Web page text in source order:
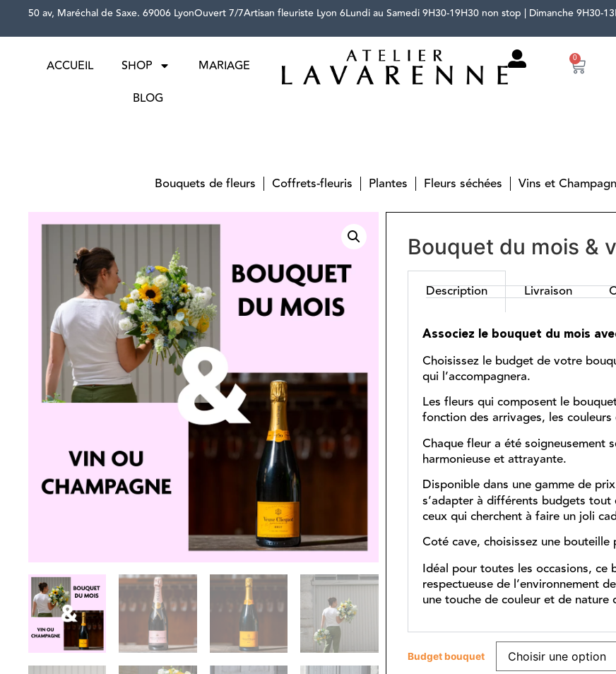
50 av, Maréchal de Saxe. 69006 LyonOuvert 7/7Artisan fleuriste Lyon 6Lundi au Samedi 9H30-19H30 non stop | Dimanche 9H30-
ACCUEIL SHOP
MARIAGE
BLOG
0
Bouquets de fleurs Coffrets-fleuris Plantes Fleurs séchées Vins et
Bouquet du mois &
Description Livraison
Associez le bouquet du mois
Choisissez le budget de votre
qui l’accompagnera.
Les fleurs qui composent le
fonction des arrivages, les
Chaque fleur a été soigneusement
harmonieuse et attrayante.
Disponible dans une gamme de
s’adapter à différents budgets
ceux qui cherchent à faire un joli
Coté cave, choisissez une
Idéal pour toutes les occasions, ce
respectueuse de l’environnement
une touche de couleur et de
Budget bouquet